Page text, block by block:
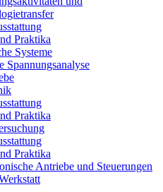
Praktika
Systeme
Spannungsanalyse
Praktika
Praktika
Antriebe und Steuerungen